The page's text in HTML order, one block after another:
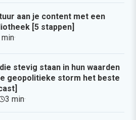
aan je content met een
[5 stappen]
·
stevig staan in hun waarden
geopolitieke storm het beste
3 min·